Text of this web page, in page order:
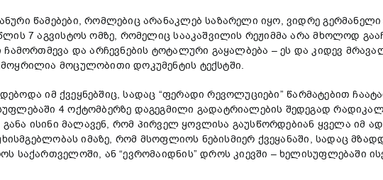
წამებები, რომლებიც არანაკლებ საზარელი იყო, ვიდრე
7 აგვისტოს ომზე, რომელიც სააკაშვილის რეჟიმმა არა მხოლოდ
ჩამორთმევა და არჩევნების ტოტალური გაყალბება – ეს და კიდევ
მოცულობითი დოკუმენტის ტექსტში.
იმ ქვეყნებშიც, სადაც “ფერადი რევოლუციები” წარმატებით
4 ოქტომბერზე დაგეგმილი გადატრიალების შედეგად
განა ისინი მალავენ, რომ პირველ ყოვლისა გაუსწორდებიან ყველა იმ
იმაზე, რომ მსოფლიოს ნებისმიერ ქვეყანაში, სადაც
საქართველოში, ან “ევრომაიდნის” დროს კიევში – ხელისუფლებაში